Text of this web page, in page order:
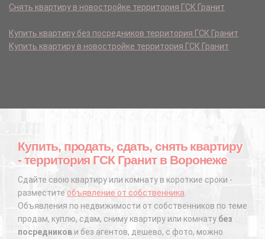
Снять квартиру в новостройке территория ГСК Гранит
Купить квартиру без посредников территория ГСК Гранит
Купить квартиру в новостройке территория ГСК Гранит
Купить, продать, сдать, снять квартиру
- территория ГСК Гранит в Воронеже
Сдайте свою квартиру или комнату в короткие сроки -
разместите объявление от собственника.
Объявления по недвижимости от собственников по теме
продам, куплю, сдам, сниму квартиру или комнату без
посредников и без агентов, дешево, с фото, можно